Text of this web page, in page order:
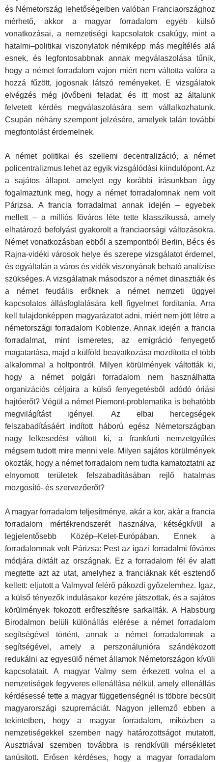
és Németország lehetőségeiben valóban Franciaországhoz
mérhető, akkor a magyar forradalom egyéb külső
vonatkozásai, a nemzetiségi kapcsolatok csakúgy, mint a
hatalmi–politikai viszonylatok némiképp más megítélés alá
esnek, és legfontosabbnak annak megválaszolása tűnik,
hogy a német forradalom vajon miért nem váltotta valóra a
hozzá fűzött, jogosnak látszó reményeket. E vizsgálatok
elvégzés még jövőbeni feladat, és itt most az általunk
felvetett kérdés megválaszolására sem vállalkozhatunk.
Csupán néhány szempont jelzésére, amelyek talán további
megfontolást érdemelnek.
A német politikai és szellemi decentralizáció, a német
policentralizmus lehet az egyik vizsgálódási kiindulópont. Az
a sajátos állapot, amelyet egy korábbi írásunkban úgy
fogalmaztunk meg, hogy a német forradalomnak nem volt
Párizsa. A francia forradalmat annak idején – egyebek
mellett – a milliós főváros léte tette klasszikussá, amely
elhatározó befolyást gyakorolt a franciaorsági változásokra.
Német vonatkozásban ebből a szempontból Berlin, Bécs és
Rajna-vidéki városok helye és szerepe vizsgálatot érdemel,
és egyáltalán a város és vidék viszonyának beható analízise
szükséges. A vizsgálatnak másodszor a német dinasztiák és
a német feudális erőknek a német nemzeti üggyel
kapcsolatos állásfoglalására kell figyelmet fordítania. Arra
kell tulajdonképpen magyarázatot adni, miért nem jött létre a
németországi forradalom Koblenze. Annak idején a francia
forradalmat, mint ismeretes, az emigráció fenyegető
magatartása, majd a külföld beavatkozása mozdította el több
alkalommal a holtpontról. Milyen körülmények váltották ki,
hogy a német polgári forradalom nem használhatta
organizációs céljaira a külső fenyegetésből adódó óriási
hajtóerőt? Végül a német Piemont-problematika is behatóbb
megvilágítást igényel. Az elbai hercegségek
felszabadításáért indított háború egész Németországban
nagy lelkesedést váltott ki, a frankfurti nemzetgyűlés
mégsem tudott mire menni vele. Milyen sajátos körülmények
okozták, hogy a német forradalom nem tudta kamatoztatni az
elnyomott területek felszabadításában rejlő hatalmas
mozgosító- és szervezőerőt?
A magyar forradalom teljesítménye, akár a kor, akár a francia
forradalom mértékrendszerét használva, kétségkívül a
legjelentősebb Közép–Kelet-Európában. Ennek a
forradalomnak volt Párizsa: Pest az igazi forradalmi főváros
módjára diktált az országnak. Ez a forradalom fél év alatt
megtette azt az utat, amelyhez a franciáknak két esztendő
kellett: eljutott a Valmyval felérő pákozdi győzelemhez. Igaz,
a külső tényezők indulásakor kezére játszottak, és a sajátos
körülmények fokozott erőfeszítésre sarkallták. A Habsburg
Birodalmon belüli különállás elérése a német forradalom
segítségével történt, annak a német forradalomnak a
segítségével, amely a perszonálunióra szándékozott
redukálni az egyesülő német államok Németországon kívüli
kapcsolatait. A magyar Valmy sem érkezett volna el a
nemzetiségek fegyveres ellenállása nélkül, amely ellenállás
kérdésessé tette a magyar függetlenségnél is többre becsült
magyarországi szupremáciát. Nagyon jellemző ebben a
tekintetben, hogy a magyar forradalom, miközben a
nemzetiségekkel szemben nagy határozottságot mutatott,
Ausztriával szemben továbbra is rendkívüli mérsékletet
tanúsított. Erősen kérdéses, hogy a magyar forradalom